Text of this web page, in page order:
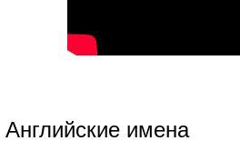
Английские имена